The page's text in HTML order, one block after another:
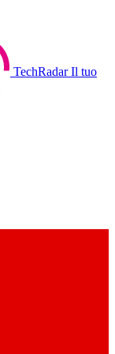
TechRadar Il tuo